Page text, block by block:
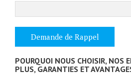
POURQUOI NOUS CHOISIR, NOS
PLUS, GARANTIES ET